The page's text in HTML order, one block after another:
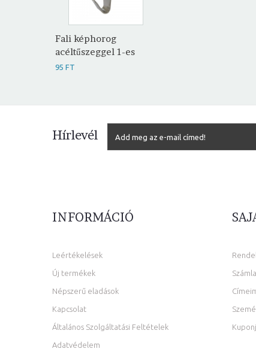
Fali képhorog
acéltűszeggel 1-es
95 FT
Hírlevél
INFORMÁCIÓ
Leértékelések
Új termékek
Népszerű eladások
Kapcsolat
Általános Szolgáltatási Feltételek
Adatvédelem